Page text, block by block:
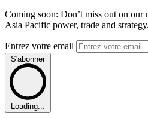
Coming soon: Don’t miss out on
Asia Pacific power, trade and strategy.
Entrez votre email
S'abonner
Loading...